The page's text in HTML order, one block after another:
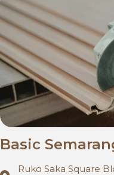
Basic
Ruko Saka Square